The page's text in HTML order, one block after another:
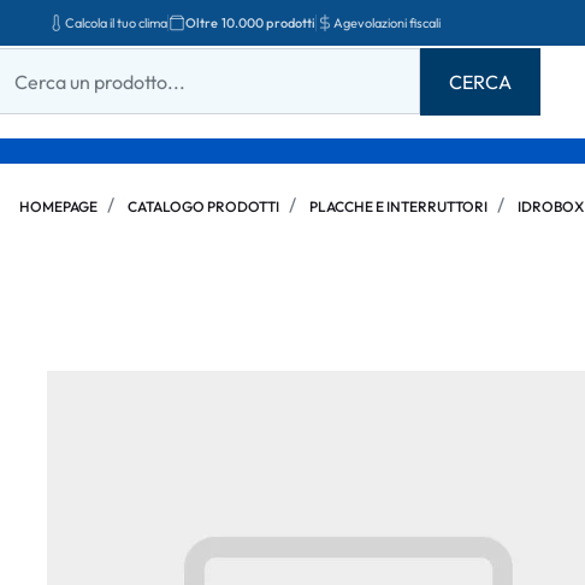
Calcola il tuo clima Oltre 10.000 prodotti Agevolazioni fiscali
HOMEPAGE CATALOGO PRODOTTI PLACCHE E INTERRUTTORI IDROBOX